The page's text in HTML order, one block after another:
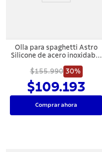
Olla para spaghetti Astro
Silicone de acero inoxidable
vidrio de 24 cm y 6,1l
Tramontina
$155.990 30%
$109.193
Comprar ahora